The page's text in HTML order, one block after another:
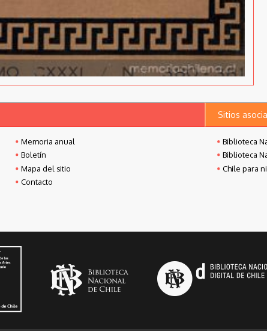
Memoria anual
Boletín
Mapa del sitio
Contacto
Sitios
Biblioteca
Biblioteca
Chile para